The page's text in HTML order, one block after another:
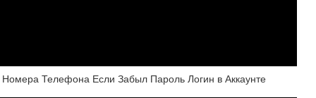
Телефона Если Забыл Пароль Логин в Аккаунте